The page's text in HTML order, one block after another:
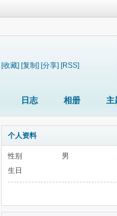
[收藏] [复制] [分享] [RSS]
日志 相册 主
个人资料
性别
男
生日